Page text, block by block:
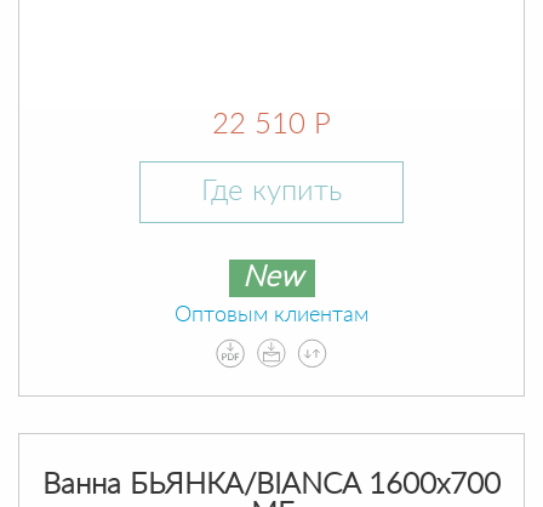
22 510 Р
Где купить
New
Оптовым клиентам
Ванна БЬЯНКА/BIANCA 1600х700